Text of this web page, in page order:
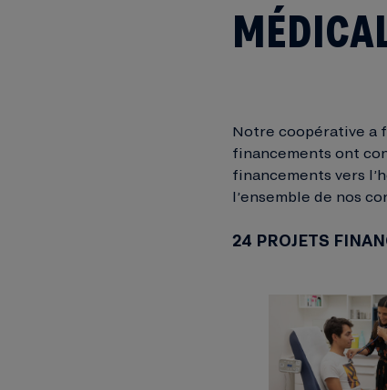
Notre coopérative a
financements ont
financements vers
l’ensemble de nos
24 PROJETS